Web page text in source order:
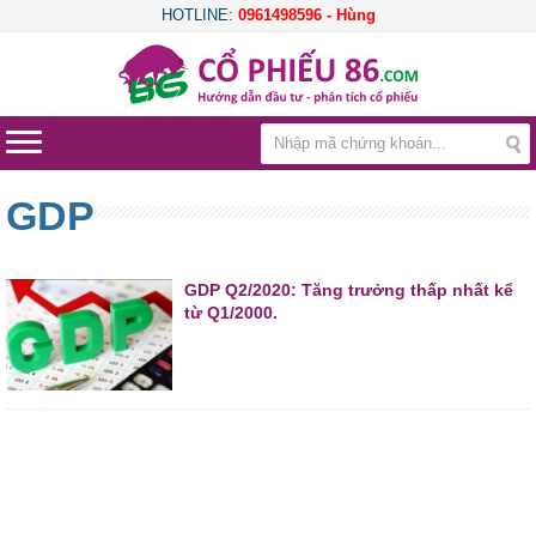
HOTLINE: 0961498596 - Hùng
GDP
GDP Q2/2020: Tăng trưởng thấp nhất kể
từ Q1/2000.